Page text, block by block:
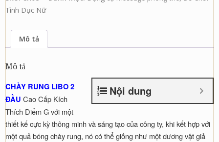
2
Cao
Thích
G
số
lượng
Tình Dục Nữ
Mô tả
Mô tả
Nội dung
CHÀY RUNG LIBO 2
ĐẦU Cao Cấp Kích
Thích Điểm G với một
thiết kế cực kỳ thông minh và sáng tạo của công ty, khi kết hợp với
một quả bóng chày rung, nó có thể giống như một dương vật giả